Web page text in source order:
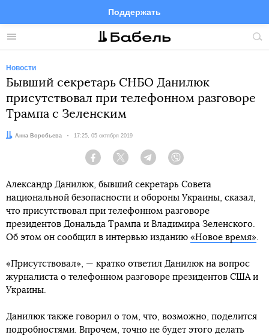
Меню
Поддержать
FacebookTelegramTwitter
Новости
Бывший секретарь СНБО Данилюк
присутствовал при телефонном разговоре
Трампа с Зеленским
Автор:
Анна Воробьева Дата:
17:25, 05 октября 2019
Facebook Twitter Telegram
Александр Данилюк, бывший секретарь Совета
национальной безопасности и обороны Украины, сказал,
что присутствовал при телефонном разговоре
президентов Дональда Трампа и Владимира Зеленского.
Об этом он сообщил в интервью изданию «Новое время».
«Присутствовал», — кратко ответил Данилюк на вопрос
журналиста о телефонном разговоре президентов США и
Украины.
Данилюк также говорил о том, что, возможно, поделится
подробностями. Впрочем, точно не будет этого делать